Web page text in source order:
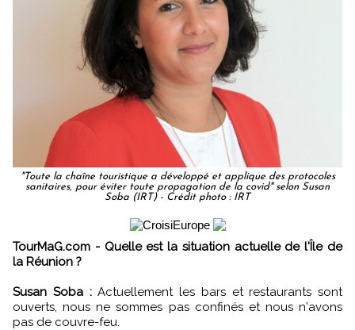
"Toute la chaîne touristique a développé et applique des protocoles
sanitaires, pour éviter toute propagation de la covid" selon Susan
Soba (IRT) - Crédit photo : IRT
TourMaG.com - Quelle est la situation actuelle de l'Île de
la Réunion ?
Susan Soba :Actuellement les bars et restaurants sont
ouverts, nous ne sommes pas confinés et nous n'avons
pas de couvre-feu.